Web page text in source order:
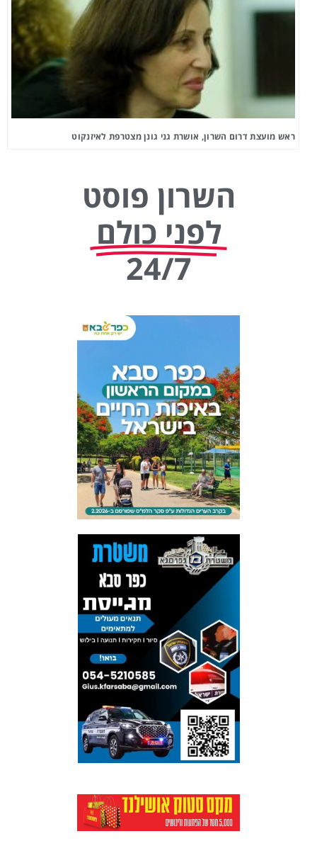
ראש מועצת דרום השרון, אושרת גני גונן מצטרפת לאיזנקוט
השרון פוסט
לפני כולם
24/7